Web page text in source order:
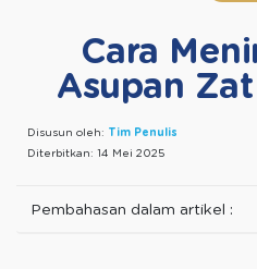
Cara
Asupan
Disusun oleh: Tim Penulis
Diterbitkan: 14 Mei 2025
Pembahasan dalam artikel :